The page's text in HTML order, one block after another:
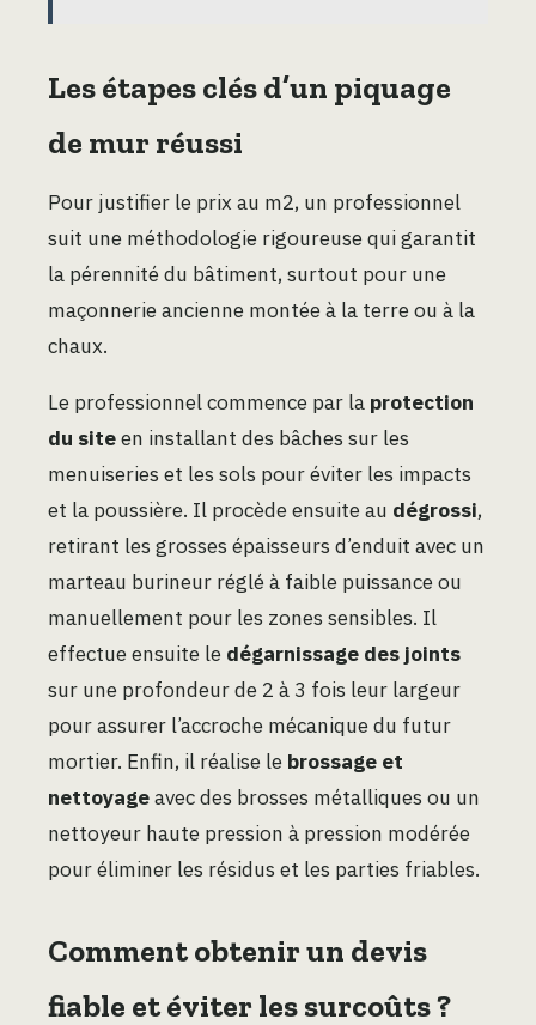
Les étapes clés d’un piquage
de mur réussi
Pour justifier le prix au m2, un professionnel
suit une méthodologie rigoureuse qui garantit
la pérennité du bâtiment, surtout pour une
maçonnerie ancienne montée à la terre ou à la
chaux.
Le professionnel commence par la protection
du siteen installant des bâches sur les
menuiseries et les sols pour éviter les impacts
et la poussière. Il procède ensuite au dégrossi,
retirant les grosses épaisseurs d’enduit avec un
marteau burineur réglé à faible puissance ou
manuellement pour les zones sensibles. Il
effectue ensuite le dégarnissage des joints
sur une profondeur de 2 à 3 fois leur largeur
pour assurer l’accroche mécanique du futur
mortier. Enfin, il réalise le brossage et
nettoyageavec des brosses métalliques ou un
nettoyeur haute pression à pression modérée
pour éliminer les résidus et les parties friables.
Comment obtenir un devis
fiable et éviter les surcoûts ?